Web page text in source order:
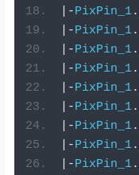
|-PixPin_1.
|-PixPin_1.
|-PixPin_1.
|-PixPin_1.
|-PixPin_1.
|-PixPin_1.
|-PixPin_1.
|-PixPin_1.
|-PixPin_1.